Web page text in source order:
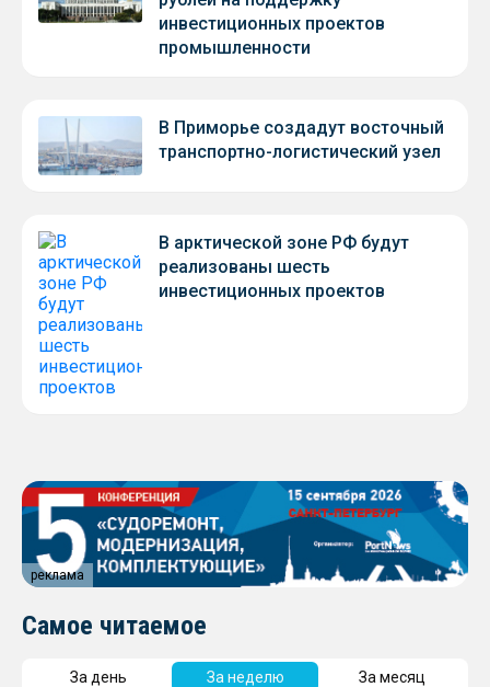
инвестиционных проектов
промышленности
В Приморье создадут восточный
транспортно-логистический узел
В арктической зоне РФ будут
реализованы шесть
инвестиционных проектов
реклама
Самое читаемое
За день За неделю За месяц